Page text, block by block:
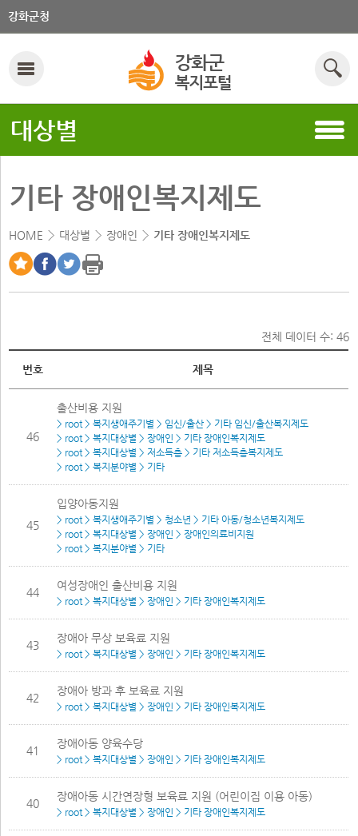
강화군청
대상별
기타 장애인복지제도
HOME 대상별 장애인 기타 장애인복지제도
전체 데이터 수: 46
번호
제목
46
출산비용 지원
> root > 복지생애주기별 > 임신/출산 > 기타 임신/출산복지제도
> root > 복지대상별 > 장애인 > 기타 장애인복지제도
> root > 복지대상별 > 저소득층 > 기타 저소득층복지제도
> root > 복지분야별 > 기타
45
입양아동지원
> root > 복지생애주기별 > 청소년 > 기타 아동/청소년복지제도
> root > 복지대상별 > 장애인 > 장애인의료비지원
> root > 복지분야별 > 기타
44
여성장애인 출산비용 지원
> root > 복지대상별 > 장애인 > 기타 장애인복지제도
43
장애아 무상 보육료 지원
> root > 복지대상별 > 장애인 > 기타 장애인복지제도
42
장애아 방과 후 보육료 지원
> root > 복지대상별 > 장애인 > 기타 장애인복지제도
41
장애아동 양육수당
> root > 복지대상별 > 장애인 > 기타 장애인복지제도
40
장애아동 시간연장형 보육료 지원 (어린이집 이용 아동)
> root > 복지대상별 > 장애인 > 기타 장애인복지제도